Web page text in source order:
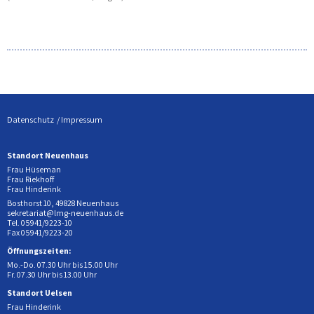
Datenschutz Impressum
Standort Neuenhaus
Frau Hüseman
Frau Riekhoff
Frau Hinderink
Bosthorst 10, 49828 Neuenhaus
sekretariat@lmg-neuenhaus.de
Tel. 05941/9223-10
Fax 05941/9223-20
Öffnungszeiten:
Mo.-Do. 07.30 Uhr bis 15.00 Uhr
Fr. 07.30 Uhr bis 13.00 Uhr
Standort Uelsen
Frau Hinderink